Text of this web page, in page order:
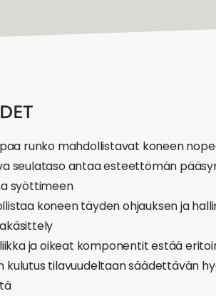
runko mahdollistavat koneen
seulataso antaa esteettömän
syöttimeen
koneen täyden ohjauksen ja
ja oikeat komponentit estää
tilavuudeltaan säädettävän